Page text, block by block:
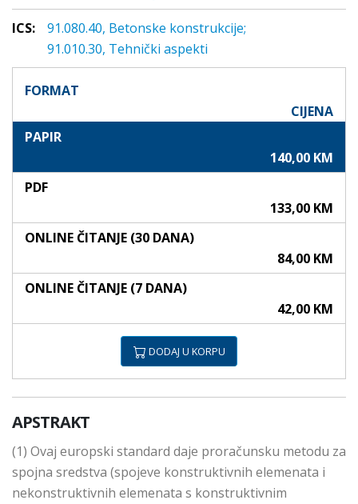
ICS:
91.080.40, Betonske konstrukcije;
91.010.30, Tehnički aspekti
FORMAT
CIJENA
PAPIR
140,00 KM
PDF
133,00 KM
ONLINE ČITANJE (30 DANA)
84,00 KM
ONLINE ČITANJE (7 DANA)
42,00 KM
DODAJ U KORPU
APSTRAKT
(1) Ovaj europski standard daje proračunsku metodu za
spojna sredstva (spojeve konstruktivnih elemenata i
nekonstruktivnih elemenata s konstruktivnim